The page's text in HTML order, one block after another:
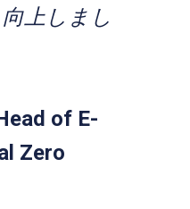
上しまし
of E-
Zero